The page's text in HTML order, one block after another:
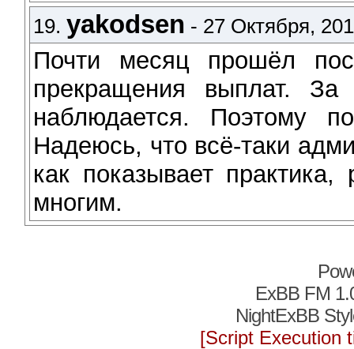
19.yakodsen - 27 Октября,
Почти месяц прошёл
прекращения выплат.
наблюдается. Поэтому
Надеюсь, что всё-таки
как показывает
многим.
ExBB FM
NightExBB
[Script